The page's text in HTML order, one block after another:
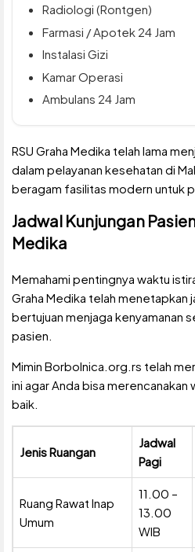
Radiologi (Rontgen)
Farmasi / Apotek 24 Jam
Instalasi Gizi
Kamar Operasi
Ambulans 24 Jam
RSU Graha Medika telah lama
dalam pelayanan kesehatan di
beragam fasilitas modern untuk
Jadwal Kunjungan
Medika
Memahami pentingnya waktu
Graha Medika telah menetapkan
bertujuan menjaga kenyamanan
pasien.
Mimin Borbolnica.org.rs telah
ini agar Anda bisa
baik.
Jenis Ruangan
Jadwal
Pagi
Ruang Rawat Inap
Umum
11.00 –
13.00
WIB